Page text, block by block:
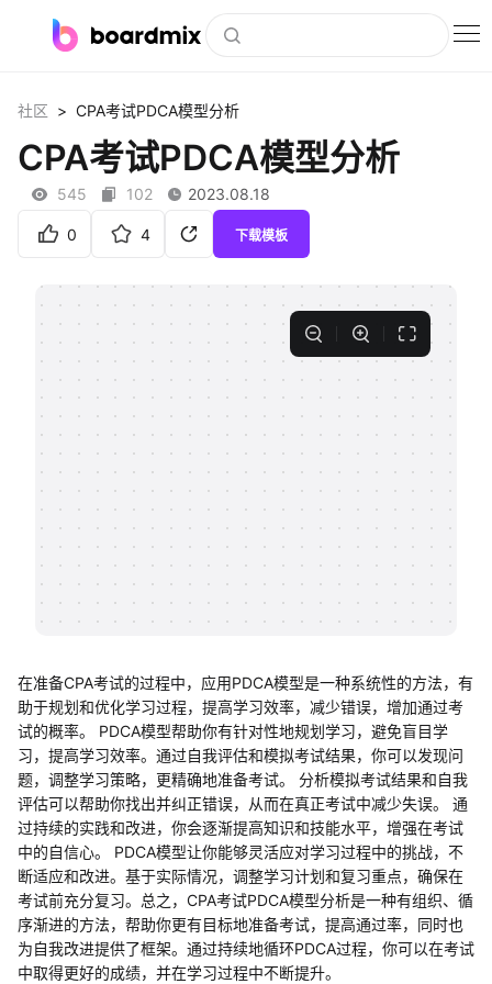
社区资源
下载
客户案例
支持
帮助中心
社区 > CPA考试PDCA模型分析
CPA考试PDCA模型分析
545 102 2023.08.18
0 4 下载模板
在准备CPA考试的过程中，应用PDCA模型是一种系统性的方法，有
助于规划和优化学习过程，提高学习效率，减少错误，增加通过考
试的概率。 PDCA模型帮助你有针对性地规划学习，避免盲目学
习，提高学习效率。通过自我评估和模拟考试结果，你可以发现问
题，调整学习策略，更精确地准备考试。 分析模拟考试结果和自我
评估可以帮助你找出并纠正错误，从而在真正考试中减少失误。 通
过持续的实践和改进，你会逐渐提高知识和技能水平，增强在考试
中的自信心。 PDCA模型让你能够灵活应对学习过程中的挑战，不
断适应和改进。基于实际情况，调整学习计划和复习重点，确保在
考试前充分复习。总之，CPA考试PDCA模型分析是一种有组织、循
序渐进的方法，帮助你更有目标地准备考试，提高通过率，同时也
为自我改进提供了框架。通过持续地循环PDCA过程，你可以在考试
中取得更好的成绩，并在学习过程中不断提升。